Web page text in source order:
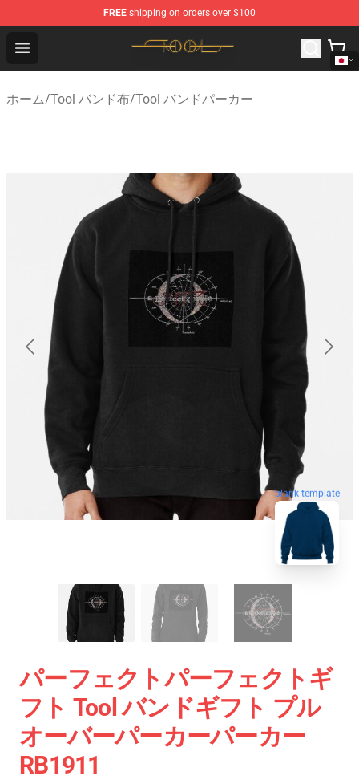
FREE shipping on orders over $100
Open menu
Tool Store - Official Tool Merchandise Shop
ホーム/Tool バンド布/Tool バンドパーカー
blank template
パーフェクトパーフェクトギ
フト Tool バンドギフト プル
オーバーパーカーパーカー
RB1911